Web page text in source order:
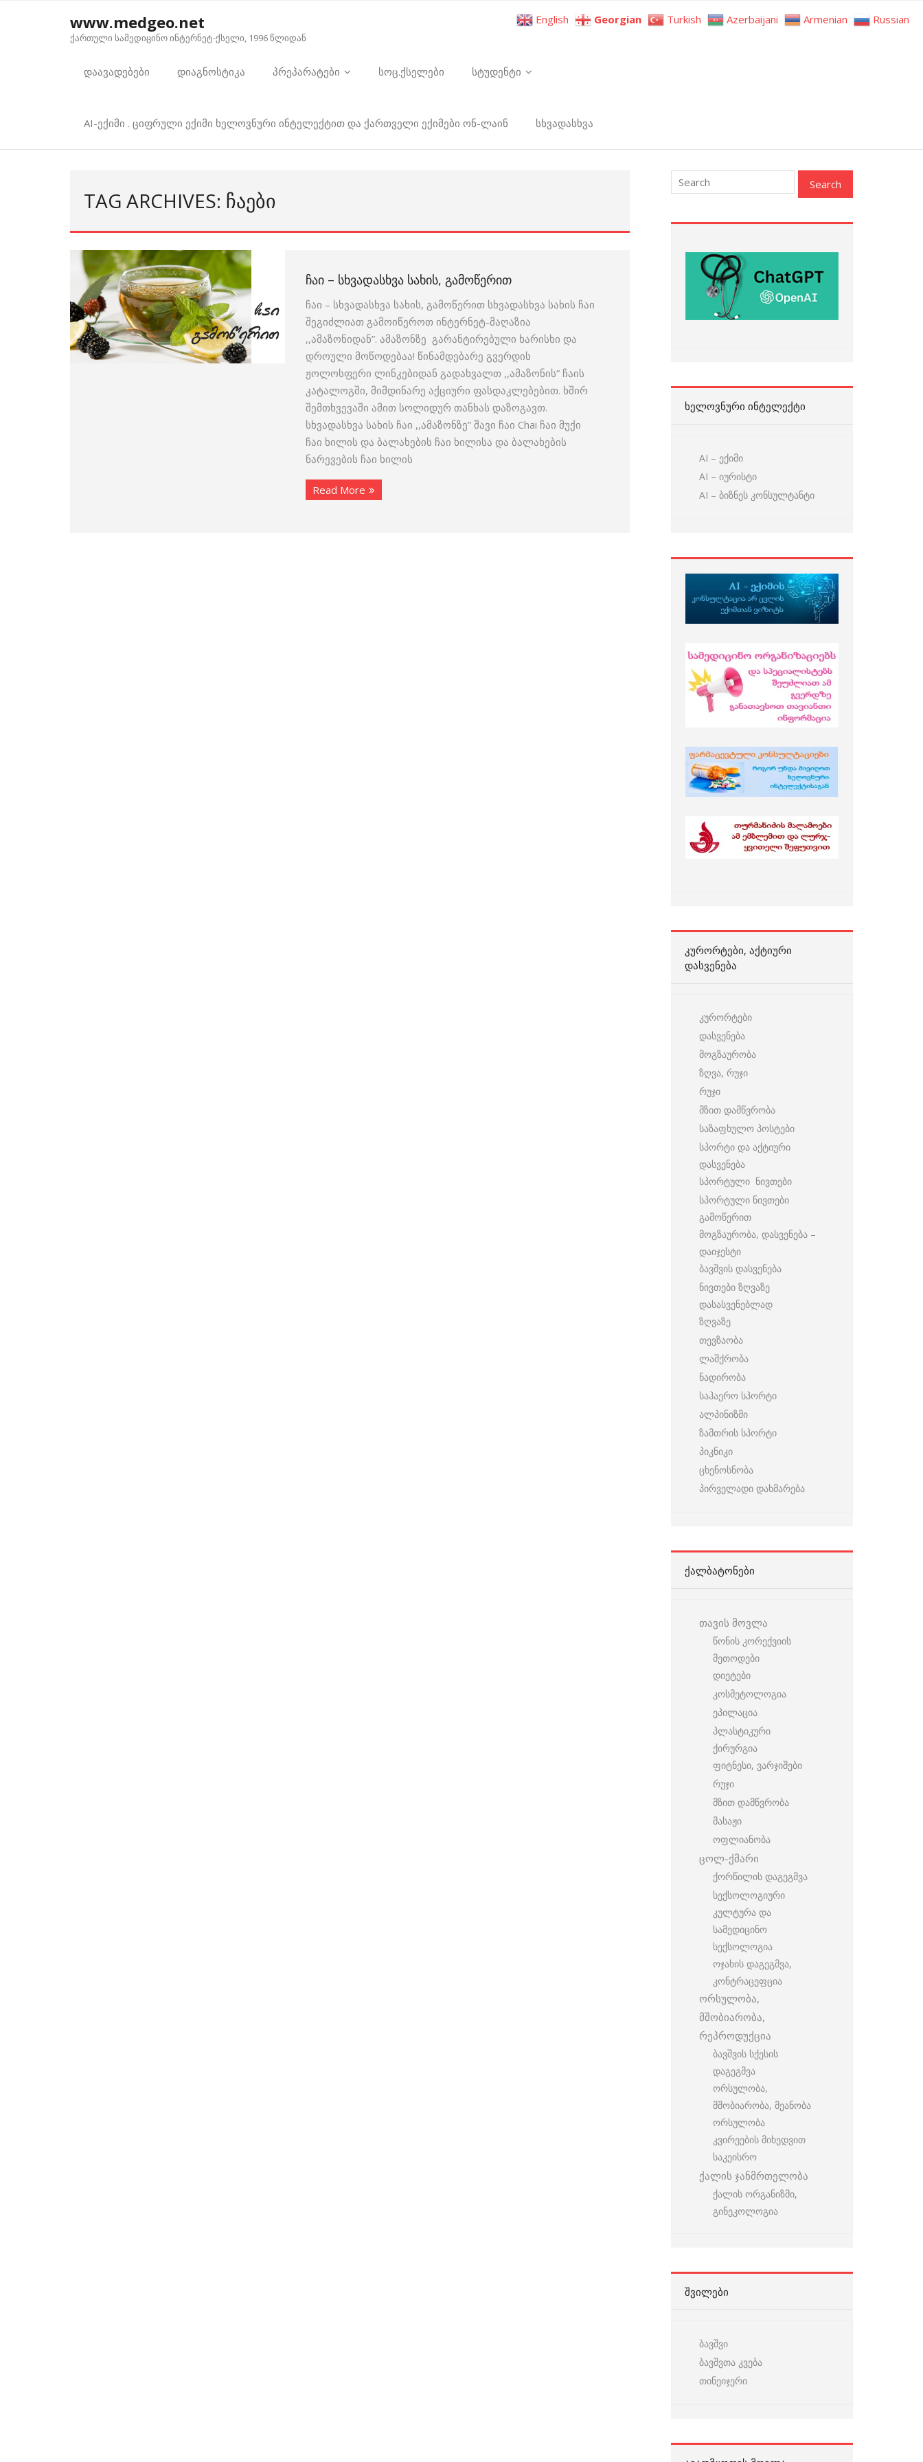
www.medgeo.net
ქართული სამედიცინო ინტერნეტ-ქსელი, 1996 წლიდან
დაავადებები დიაგნოსტიკა პრეპარატები სოც.ქსელები სტუდენტი
AI-ექიმი . ციფრული ექიმი ხელოვნური ინტელექტით და ქართველი ექიმები ონ-ლაინ სხვადასხვა
TAG ARCHIVES: ᲩᲐᲔᲑᲘ
ᲩᲐᲘ – ᲡᲮᲕᲐᲓᲐᲡᲮᲕᲐ ᲡᲐᲮᲘᲡ, ᲒᲐᲛᲝᲬᲔᲠᲘᲗ
ჩაი – სხვადასხვა სახის, გამოწერით სხვადასხვა სახის ჩაი
შეგიძლიათ გამოიწეროთ ინტერნეტ-მაღაზია
,,ამაზონიდან”. ამაზონზე გარანტირებული ხარისხი და
დროული მოწოდებაა! წინამდებარე გვერდის
ჟოლოსფერი ლინკებიდან გადახვალთ ,,ამაზონის” ჩაის
კატალოგში, მიმდინარე აქციური ფასდაკლებებით. ხშირ
შემთხვევაში ამით სოლიდურ თანხას დაზოგავთ.
სხვადასხვა სახის ჩაი ,,ამაზონზე” შავი ჩაი Chai ჩაი მუქი
ჩაი ხილის და ბალახების ჩაი ხილისა და ბალახების
ნარევების ჩაი ხილის
Read More
ᲮᲔᲚᲝᲕᲜᲣᲠᲘ ᲘᲜᲢᲔᲚᲔᲥᲢᲘ
AI – ექიმი
AI – იურისტი
AI – ბიზნეს კონსულტანტი
ᲙᲣᲠᲝᲠᲢᲔᲑᲘ, ᲐᲥᲢᲘᲣᲠᲘ
ᲓᲐᲡᲕᲔᲜᲔᲑᲐ
კურორტები
დასვენება
მოგზაურობა
ზღვა, რუჯი
რუჯი
მზით დამწვრობა
საზაფხულო პოსტები
სპორტი და აქტიური
დასვენება
სპორტული ნივთები
სპორტული ნივთები
გამოწერით
მოგზაურობა, დასვენება –
დაიჯესტი
ბავშვის დასვენება
ნივთები ზღვაზე
დასასვენებლად
ზღვაზე
თევზაობა
ლაშქრობა
ნადირობა
საჰაერო სპორტი
ალპინიზმი
ზამთრის სპორტი
პიკნიკი
ცხენოსნობა
პირველადი დახმარება
ᲥᲐᲚᲑᲐᲢᲝᲜᲔᲑᲘ
თავის მოვლა
წონის კორექვიის
მეთოდები
დიეტები
კოსმეტოლოგია
ეპილაცია
პლასტიკური
ქირურგია
ფიტნესი, ვარჯიშები
რუჯი
მზით დამწვრობა
მასაჟი
ოფლიანობა
ცოლ-ქმარი
ქორწილის დაგეგმვა
სექსოლოგიური
კულტურა და
სამედიცინო
სექსოლოგია
ოჯახის დაგეგმვა,
კონტრაცეფცია
ორსულობა,
მშობიარობა,
რეპროდუქცია
ბავშვის სქესის
დაგეგმვა
ორსულობა,
მშობიარობა, მეანობა
ორსულობა
კვირეების მიხედვით
საკეისრო
ქალის ჯანმრთელობა
ქალის ორგანიზმი,
გინეკოლოგია
ᲨᲕᲘᲚᲔᲑᲘ
ბავშვი
ბავშვთა კვება
თინეიჯერი
English Georgian Turkish Azerbaijani Armenian Russian